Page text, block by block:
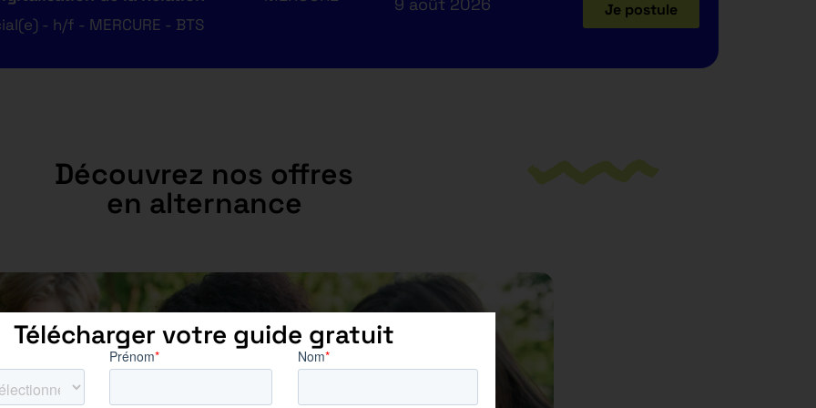
- h/f - MERCURE - BTS
Je postule
Découvrez nos offres
en alternance
Télécharger votre guide gratuit